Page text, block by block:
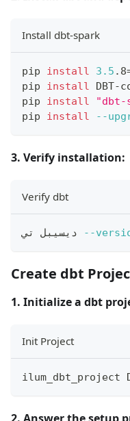
Install dbt-spark
pip install 3.5 .8
pip install DBT-
pip install
"dbt-
pip install --
3. Verify installation:
Verify dbt
--
Create dbt
1. Initialize a dbt
Init Project
ilum_dbt_project